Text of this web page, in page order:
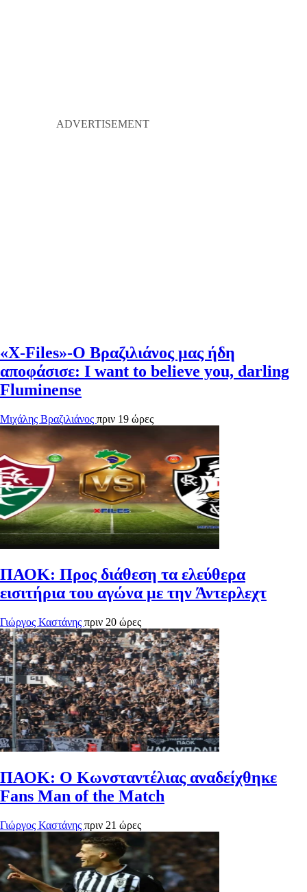
«X-Files»-Ο Βραζιλιάνος μας ήδη
αποφάσισε: I want to believe you, darling
Fluminense
Μιχάλης Βραζιλιάνος πριν 19 ώρες
ΠΑΟΚ: Προς διάθεση τα ελεύθερα
εισιτήρια του αγώνα με την Άντερλεχτ
Γιώργος Καστάνης πριν 20 ώρες
ΠΑΟΚ: Ο Κωνσταντέλιας αναδείχθηκε
Fans Man of the Match
Γιώργος Καστάνης πριν 21 ώρες